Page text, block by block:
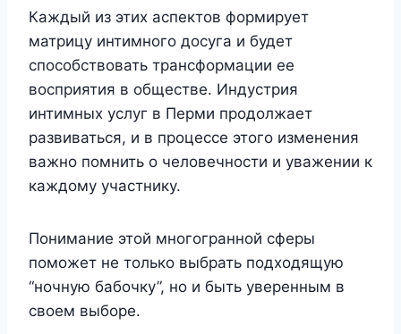
Каждый из этих аспектов формирует
матрицу интимного досуга и будет
способствовать трансформации ее
восприятия в обществе. Индустрия
интимных услуг в Перми продолжает
развиваться, и в процессе этого изменения
важно помнить о человечности и уважении к
каждому участнику.
Понимание этой многогранной сферы
поможет не только выбрать подходящую
“ночную бабочку”, но и быть уверенным в
своем выборе.